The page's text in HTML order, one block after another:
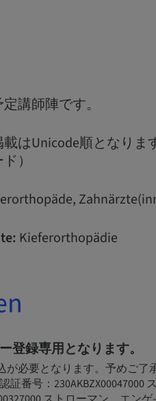
講師陣です。
はUnicode順となり
）
Kieferorthopädie
登録専用となります。
が必要となります。予めご
証番号：